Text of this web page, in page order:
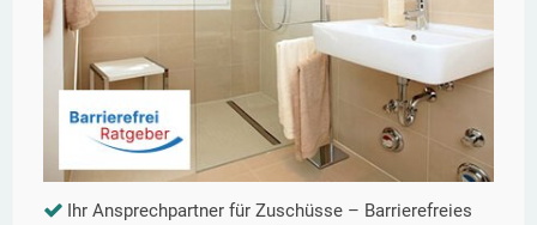
Ihr Ansprechpartner für Zuschüsse – Barrierefreies